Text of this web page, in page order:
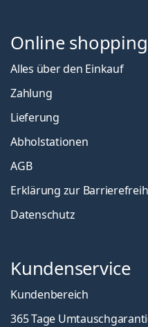
Online shopping
Alles über den Einkauf
Zahlung
Lieferung
Abholstationen
AGB
Erklärung zur
Datenschutz
Kundenservice
Kundenbereich
365 Tage